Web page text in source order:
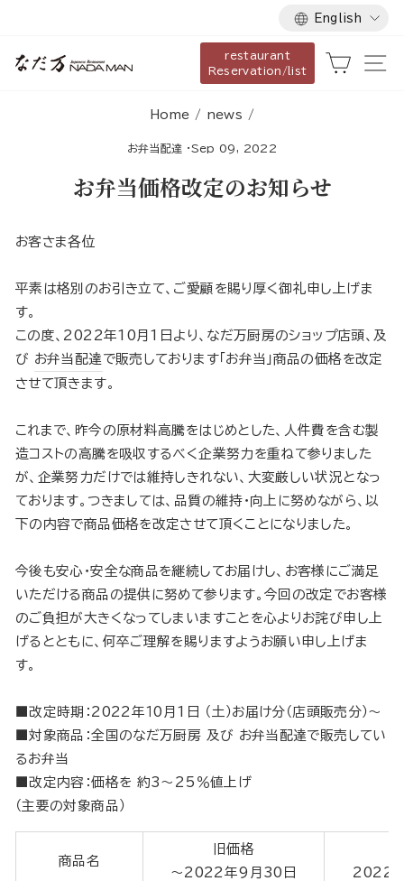
content
Language
English
restaurant
Reservation/list
Cart
Home / news /
お弁当配達 · Sep 09, 2022
お弁当価格改定のお知らせ
お客さま各位
平素は格別のお引き立て、ご愛顧を賜り厚く御礼申し上げま
す。
この度、2022年10月1日より、なだ万厨房のショップ店頭、及
び お弁当配達 で販売しております「お弁当」商品の価格を改定
させて頂きます。
これまで、昨今の原材料高騰をはじめとした、人件費を含む製
造コストの高騰を吸収するべく企業努力を重ねて参りました
が、企業努力だけでは維持しきれない、大変厳しい状況となっ
ております。つきましては、品質の維持・向上に努めながら、以
下の内容で商品価格を改定させて頂くことになりました。
今後も安心・安全な商品を継続してお届けし、お客様にご満足
いただける商品の提供に努めて参ります。今回の改定でお客様
のご負担が大きくなってしまいますことを心よりお詫び申し上
げるとともに、何卒ご理解を賜りますようお願い申し上げま
す。
■改定時期：2022年１0月1日 （土）お届け分（店頭販売分）～
■対象商品：全国のなだ万厨房 及び お弁当配達で販売してい
るお弁当
■改定内容：価格を 約3～25％値上げ
（主要の対象商品）
商品名
旧価格
～2022年9月30日
2022